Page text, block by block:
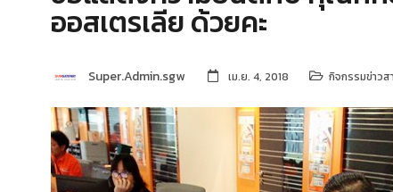
ออสเตรเลีย ด้วยคะ
Super.Admin.sgw เม.ย. 4, 2018 กิจกรรมข่าวส